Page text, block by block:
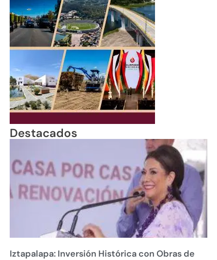
Destacados
Iztapalapa: Inversión Histórica con Obras de